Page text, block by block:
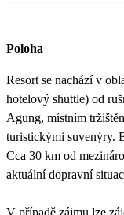
Poloha
Resort se nachází v
hotelový shuttle) od
Agung, místním
turistickými suvenýry.
Cca 30 km od
aktuální dopravní
V případě zájmu lze